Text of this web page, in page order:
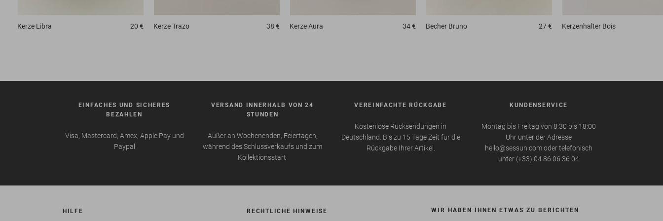
Kerze Libra 20 € KerzeTrazo 38 € KerzeAura 34 € Becher Bruno 27 € Kerzenhalter Bois
EINFACHES UND SICHERES
BEZAHLEN
Visa, Mastercard, Amex, Apple Pay und
Paypal
VERSAND INNERHALB VON 24
STUNDEN
Außer an Wochenenden, Feiertagen,
während des Schlussverkaufs und zum
Kollektionsstart
VEREINFACHTE RÜCKGABE
Kostenlose Rücksendungen in
Deutschland. Bis zu 15 Tage Zeit für die
Rückgabe Ihrer Artikel.
KUNDENSERVICE
Montag bis Freitag von 8:30 bis 18:00
Uhr unter der Adresse
hello@sessun.com oder telefonisch
unter (+33) 04 86 06 36 04
HILFE RECHTLICHE HINWEISE WIR HABEN IHNEN ETWAS ZU BERICHTEN